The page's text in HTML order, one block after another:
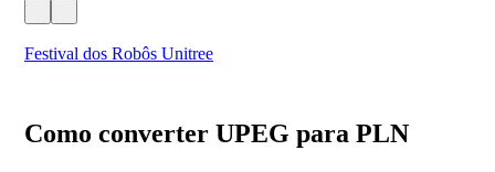
Festival dos Robôs Unitree
Como converter UPEG para PLN